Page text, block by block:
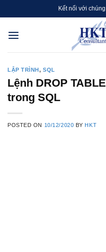
to
content
Kết nối với
LẬP TRÌNH,SQL
Lệnh DROP
trong SQL
POSTED ON 10/12/2020 BY HKT